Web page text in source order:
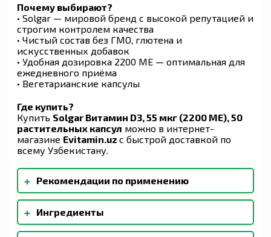
Почему выбирают?
• Solgar — мировой бренд с высокой репутацией и
строгим контролем качества
• Чистый состав без ГМО, глютена и
искусственных добавок
• Удобная дозировка 2200 МЕ — оптимальная для
ежедневного приёма
• Вегетарианские капсулы
Где купить?
Купить Solgar Витамин D3, 55 мкг (2200 МЕ), 50
растительных капсул можно в интернет-
магазине Evitamin.uz с быстрой доставкой по
всему Узбекистану.
+ Рекомендации по применению
В качестве пищевой добавки для взрослых
принимать по одной (1) растительной капсуле в
день (желательно во время еды) или в
+ Ингредиенты
Микрокристаллическая целлюлоза,